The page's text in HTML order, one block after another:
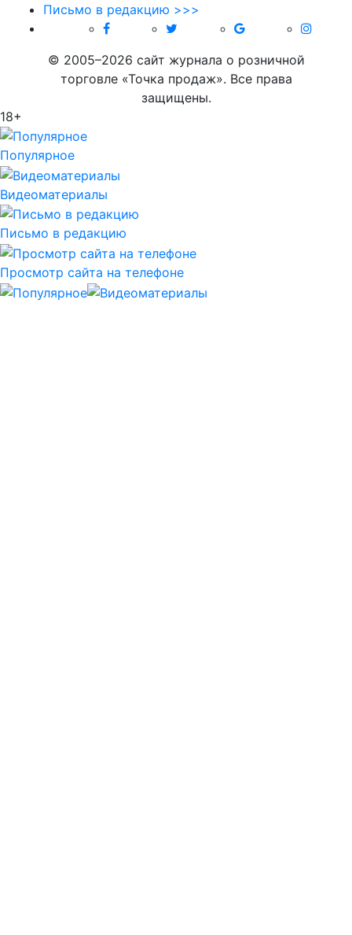
Письмо в редакцию >>>
© 2005–2026 сайт журнала о розничной
торговле «Точка продаж». Все права
защищены.
18+
Популярное
Видеоматериалы
Письмо в редакцию
Просмотр сайта на телефоне